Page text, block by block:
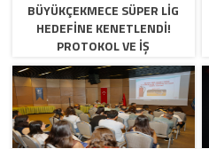
BÜYÜKÇEKMECE SÜPER LİG
HEDEFİNE KENETLENDİ!
PROTOKOL VE İŞ
DÜNYASINDAN BASKETBOL
TAKIMINA TAM DESTEK…